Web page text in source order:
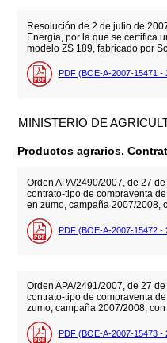
Resolución de 2 de julio de
Energía, por la que se certifica
modelo ZS 189, fabricado por
PDF (BOE-A-2007-15471 -
MINISTERIO DE
Productos agrarios.
Orden APA/2490/2007, de 27
contrato-tipo de compraventa
en zumo, campaña 2007/2008,
PDF (BOE-A-2007-15472 -
Orden APA/2491/2007, de 27
contrato-tipo de compraventa
zumo, campaña 2007/2008,
PDF (BOE-A-2007-15473 -